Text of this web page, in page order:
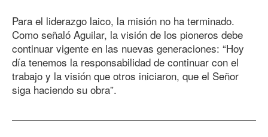
Para el liderazgo laico, la misión no ha terminado.
Como señaló Aguilar, la visión de los pioneros debe
continuar vigente en las nuevas generaciones: “Hoy
día tenemos la responsabilidad de continuar con el
trabajo y la visión que otros iniciaron, que el Señor
siga haciendo su obra”.